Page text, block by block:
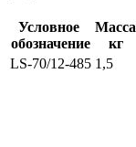
Условное
обозначение
Масса
кг
LS-70/12-485 1,5